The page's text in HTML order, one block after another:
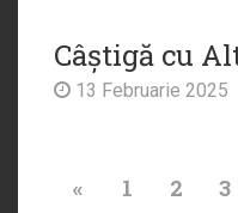
Câștigă cu
13 Februarie 2025
« 1 2 3